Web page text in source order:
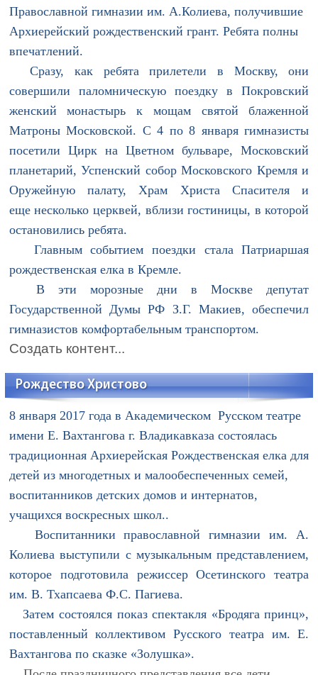
Православной гимназии им. А.Колиева, получившие
Архиерейский рождественский грант. Ребята полны
впечатлений.
Сразу, как ребята прилетели в Москву, они
совершили паломническую поездку в Покровский
женский монастырь к мощам святой блаженной
Матроны Московской. С 4 по 8 января гимназисты
посетили Цирк на Цветном бульваре, Московский
планетарий, Успенский собор Московского Кремля и
Оружейную палату, Храм Христа Спасителя и
еще несколько церквей, вблизи гостиницы, в которой
остановились ребята.
Главным событием поездки стала Патриаршая
рождественская елка в Кремле.
В эти морозные дни в Москве депутат
Государственной Думы РФ З.Г. Макиев, обеспечил
гимназистов комфортабельным транспортом.
Создать контент...
Рождество Христово
8 января 2017 года в Академическом Русском театре
имени Е. Вахтангова г. Владикавказа состоялась
традиционная Архиерейская Рождественская елка для
детей из многодетных и малообеспеченных семей,
воспитанников детских домов и интернатов,
учащихся воскресных школ..
Воспитанники православной гимназии им. А.
Колиева выступили с музыкальным представлением,
которое подготовила режиссер Осетинского театра
им. В. Тхапсаева Ф.С. Пагиева.
Затем состоялся показ спектакля «Бродяга принц»,
поставленный коллективом Русского театра им. Е.
Вахтангова по сказке «Золушка».